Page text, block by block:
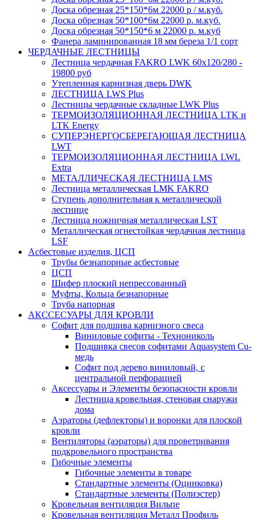
Доска обрезная 25*150*6м 22000 р / м.куб.
Доска обрезная 50*100*6м 22000 р. м.куб.
Доска обрезная 50*150*6 м 22000 р. м.куб
Фанера ламинированная 18 мм береза 1/1 сорт
ЧЕРДАЧНЫЕ ЛЕСТНИЦЫ
Лестница чердачная FAKRO LWK 60х120/280 -
19800 руб
Утепленная карнизная дверь DWK
ЛЕСТНИЦА LWS Plus
Лестницы чердачные складные LWK Plus
ТЕРМОИЗОЛЯЦИОННАЯ ЛЕСТНИЦА LTK и
LTK Energy
СУПЕРЭНЕРГОСБЕРЕГАЮЩАЯ ЛЕСТНИЦА
LWT
ТЕРМОИЗОЛЯЦИОННАЯ ЛЕСТНИЦА LWL
Extra
МЕТАЛЛИЧЕСКАЯ ЛЕСТНИЦА LMS
Лестница металлическая LMK FAKRO
Ступень дополнительная к металлической
лестнице
Лестница ножничная металлическая LST
Металлическая огнестойкая чердачная лестница
LSF
Асбестовые изделия, ЦСП
Трубы безнапорные асбестовые
ЦСП
Шифер плоский непрессованный
Муфты, Кольца безнапорные
Труба напорная
АКССЕСУАРЫ ДЛЯ КРОВЛИ
Софит для подшива карнизного свеса
Виниловые софиты - Технониколь
Подшивка свесов софитами Aquasystem Cu-
медь
Софит под дерево виниловый, с
центральной перфорацией
Аксессуары и Элементы безопасности кровли
Лестница кровельная, стеновая снаружи
дома
Аэраторы (дефлекторы) и воронки для плоской
кровли
Вентиляторы (аэраторы) для проветривания
подкровельного пространства
Гибочные элементы
Гибочные элементы в товаре
Стандартные элементы (Оцинковка)
Стандартные элементы (Полиэстер)
Кровельная вентиляция Вильпе
Кровельная вентиляция Металл Профиль